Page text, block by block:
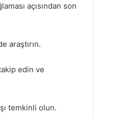
açısından son
araştırın.
edin ve
temkinli olun.